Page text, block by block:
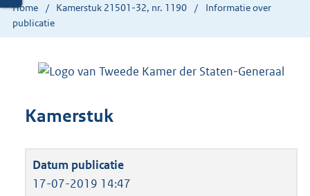
Home Kamerstuk 21501-32, nr. 1190
Informatie over
publicatie
Kamerstuk
17-07-2019 14:47